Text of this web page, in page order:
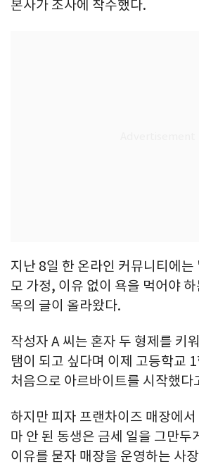
본사가 조사에 착수했다.
지난 8일 한 온라인 커뮤니티에
모 가정, 이유 없이 욕을 먹어야
목의 글이 올라왔다.
작성자 A 씨는 혼자 두 형제를 키
탬이 되고 싶다며 이제 고등학교
처음으로 아르바이트를 시작했다
하지만 피자 프랜차이즈 매장에
마 안 된 동생은 금세 일을 그만두
이유를 묻자 매장을 운영하는 사